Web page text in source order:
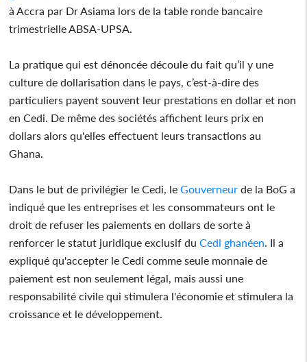
à Accra par Dr Asiama lors de la table ronde bancaire
trimestrielle ABSA-UPSA.
La pratique qui est dénoncée découle du fait qu’il y une
culture de dollarisation dans le pays, c’est-à-dire des
particuliers payent souvent leur prestations en dollar et non
en Cedi. De même des sociétés affichent leurs prix en
dollars alors qu'elles effectuent leurs transactions au
Ghana.
Dans le but de privilégier le Cedi, leGouverneur de la BoG a
indiqué que les entreprises et les consommateurs ont le
droit de refuser les paiements en dollars de sorte à
renforcer le statut juridique exclusif du Cedi ghanéen . Il a
expliqué qu'accepter le Cedi comme seule monnaie de
paiement est non seulement légal, mais aussi une
responsabilité civile qui stimulera l'économie et stimulera la
croissance et le développement.